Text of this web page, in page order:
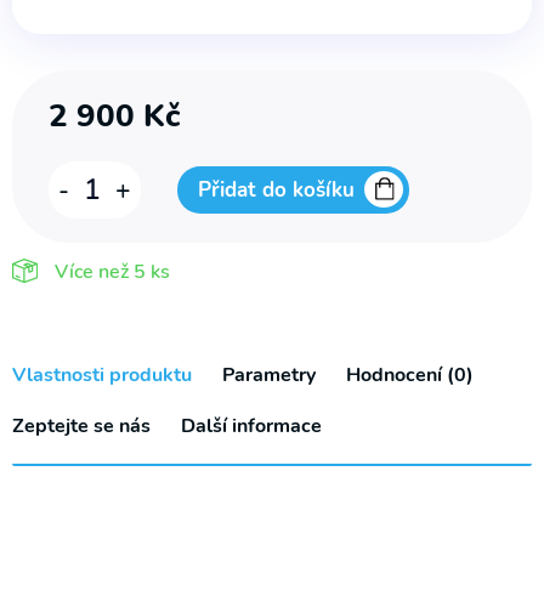
2 900 Kč
- Stolek
lůžku
C
množství
+ Přidat do košíku
Více než 5 ks
Vlastnosti produktu Parametry
Hodnocení (0)
Zeptejte se nás
Další informace